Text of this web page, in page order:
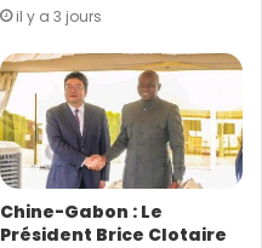
il y a 3 jours
Chine-Gabon : Le
Président Brice Clotaire